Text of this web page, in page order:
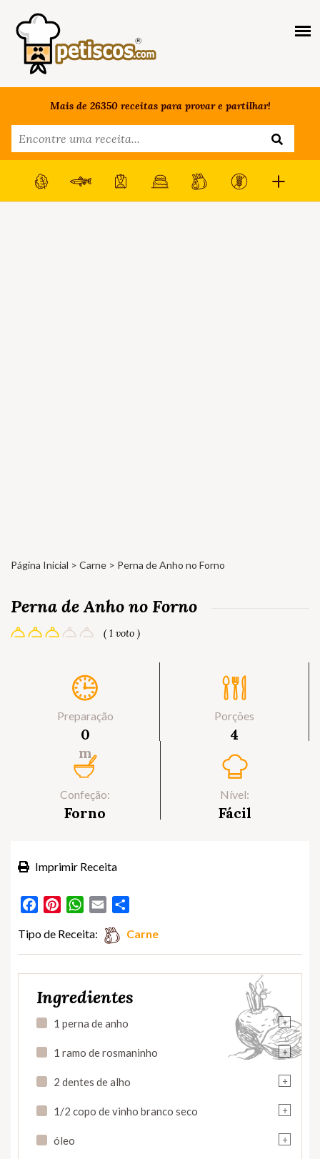
Mais de 26350 receitas para provar e partilhar!
Página Inicial > Carne > Perna de Anho no Forno
Perna de Anho no Forno
( 1 voto )
Preparação
0
m
Porções
4
Confeção:
Forno
Nível:
Fácil
Imprimir Receita
FacebookPinterestWhatsApp
Email
Tipo de Receita: Carne
Ingredientes
+
1 perna de anho
+
1 ramo de rosmaninho
+
2 dentes de alho
+
1/2 copo de vinho branco seco
+
óleo